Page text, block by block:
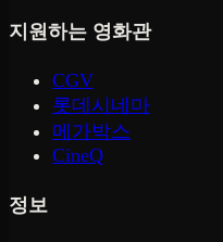
지원하는 영화관
CGV
롯데시네마
메가박스
CineQ
정보